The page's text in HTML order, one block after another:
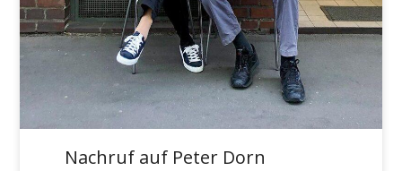
Nachruf auf Peter Dorn